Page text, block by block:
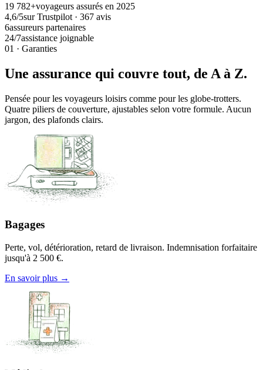
19 782+voyageurs assurés en 2025
4,6/5sur Trustpilot · 367 avis
6assureurs partenaires
24/7assistance joignable
01 · Garanties
Une assurance qui couvre tout, de A à Z.
Pensée pour les voyageurs loisirs comme pour les globe-trotters.
Quatre piliers de couverture, ajustables selon votre formule. Aucun
jargon, des plafonds clairs.
Bagages
Perte, vol, détérioration, retard de livraison. Indemnisation forfaitaire
jusqu'à 2 500 €.
En savoir plus →